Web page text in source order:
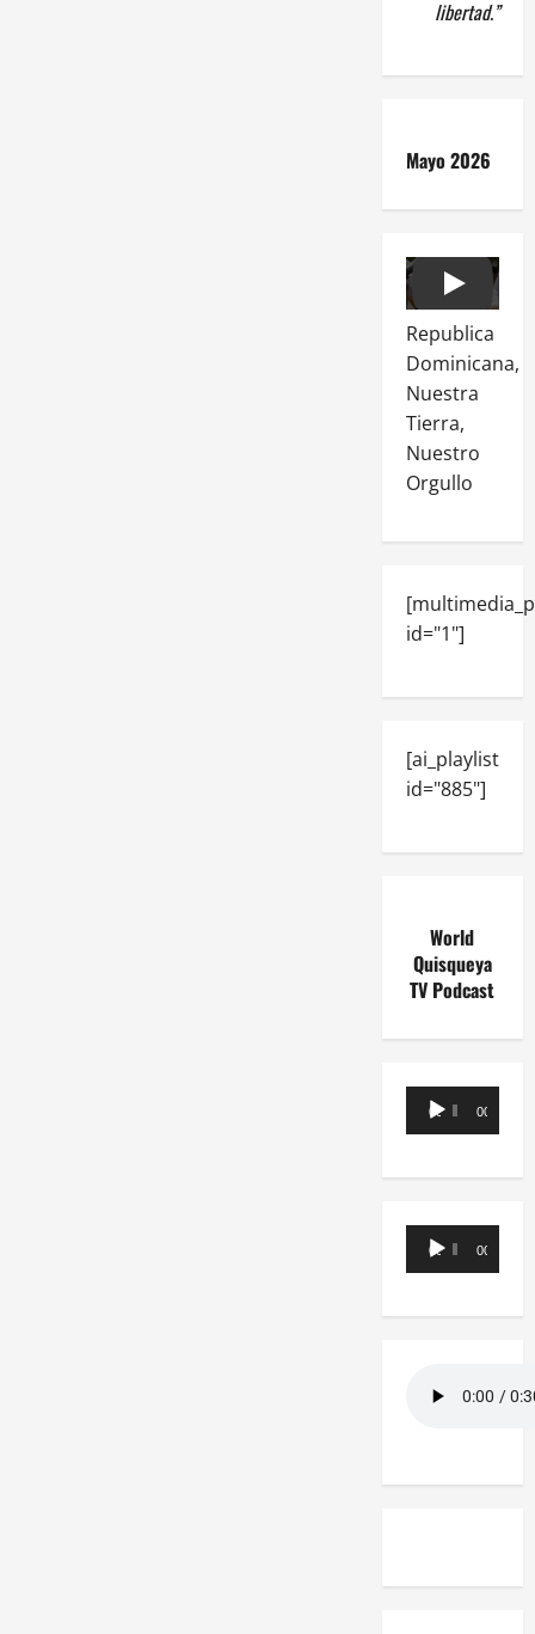
libertad.”
Mayo 2026
Play
Republica
Dominicana,
Nuestra
Tierra,
Nuestro
Orgullo
id="1"]
[ai_playlist
id="885"]
World
Quisqueya
TV Podcast
Reproductor
de
00:00 00:00
Reproductor
de
00:00 00:00